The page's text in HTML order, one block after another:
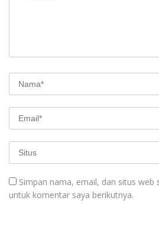
Simpan nama, email, dan situs web
untuk komentar saya berikutnya.